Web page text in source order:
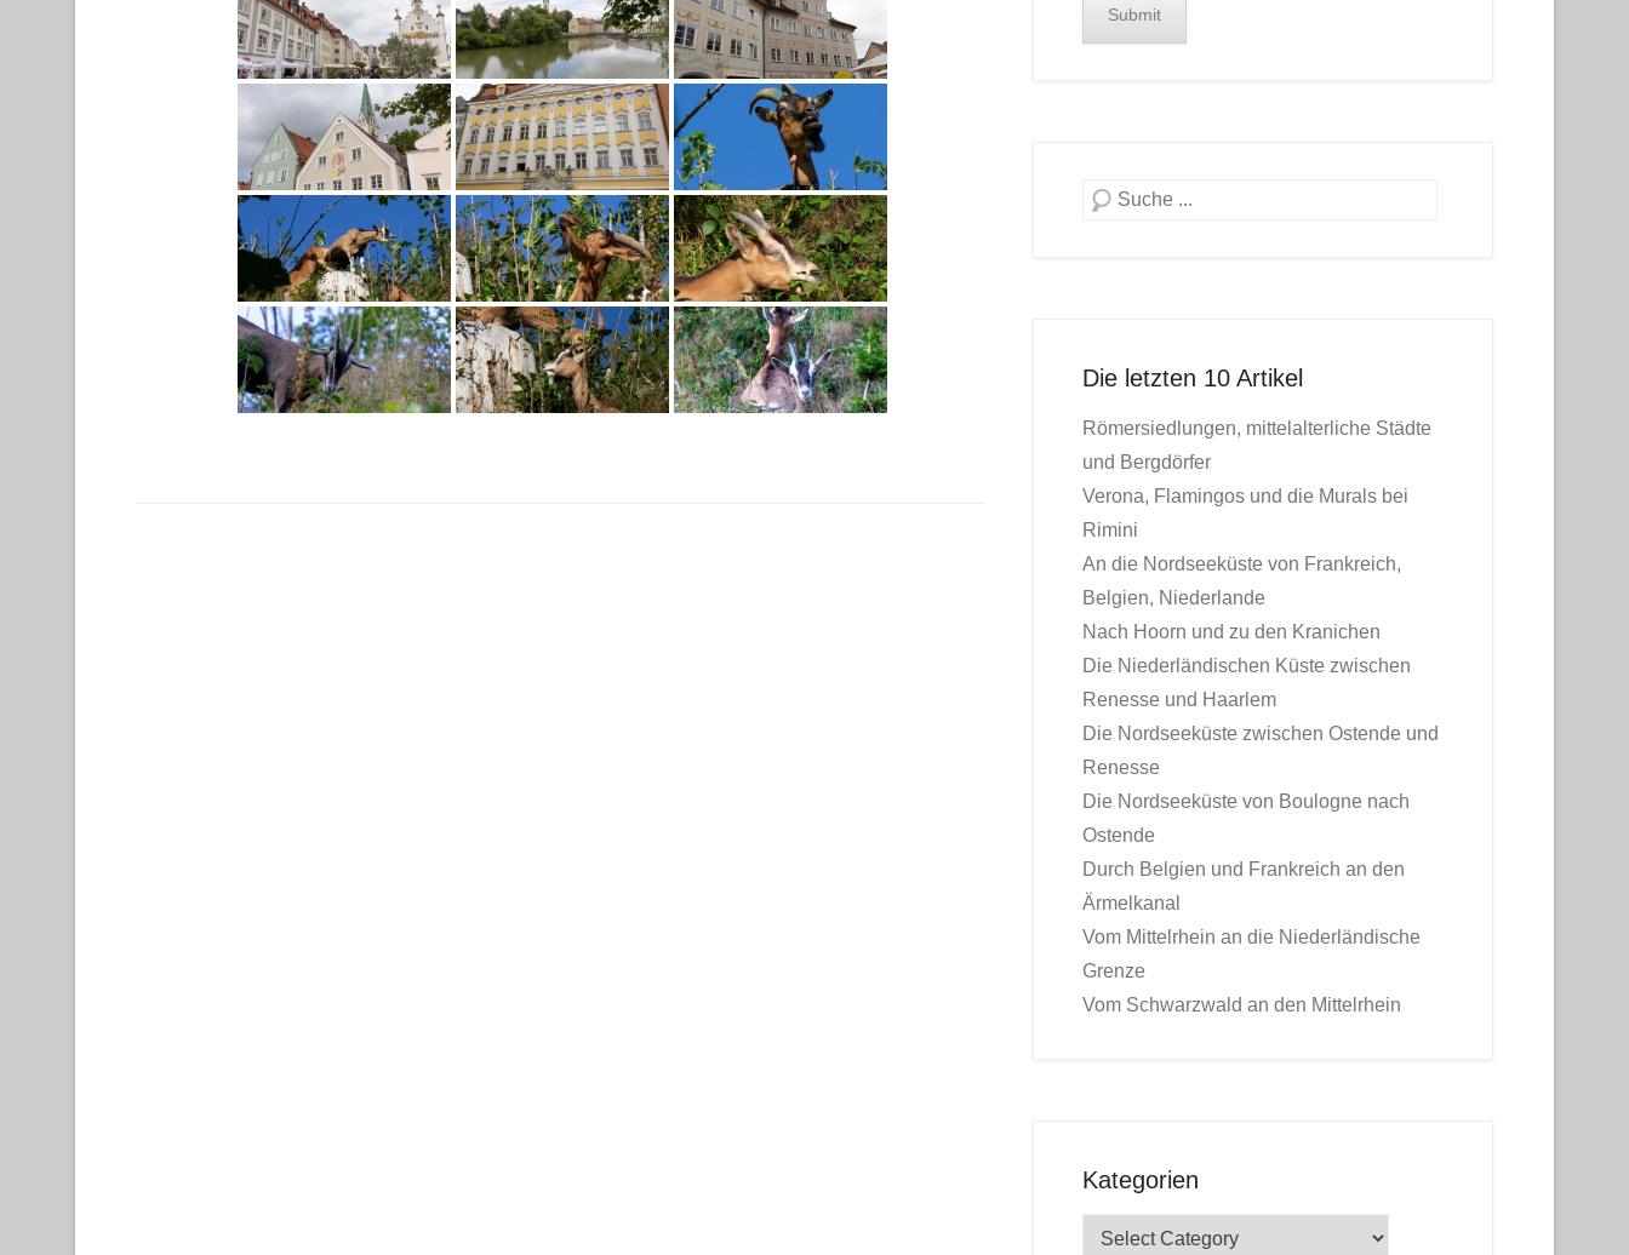
Search
Die letzten 10 Artikel
Römersiedlungen, mittelalterliche Städte
und Bergdörfer
Verona, Flamingos und die Murals bei
Rimini
An die Nordseeküste von Frankreich,
Belgien, Niederlande
Nach Hoorn und zu den Kranichen
Die Niederländischen Küste zwischen
Renesse und Haarlem
Die Nordseeküste zwischen Ostende und
Renesse
Die Nordseeküste von Boulogne nach
Ostende
Durch Belgien und Frankreich an den
Ärmelkanal
Vom Mittelrhein an die Niederländische
Grenze
Vom Schwarzwald an den Mittelrhein
Kategorien
Kategorien